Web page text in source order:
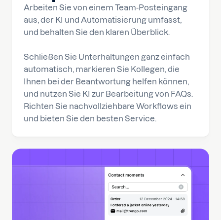
Arbeiten Sie von einem Team-Posteingang
aus, der KI und Automatisierung umfasst,
und behalten Sie den klaren Überblick.
Schließen Sie Unterhaltungen ganz einfach
automatisch, markieren Sie Kollegen, die
Ihnen bei der Beantwortung helfen können,
und nutzen Sie KI zur Bearbeitung von FAQs.
Richten Sie nachvollziehbare Workflows ein
und bieten Sie den besten Service.